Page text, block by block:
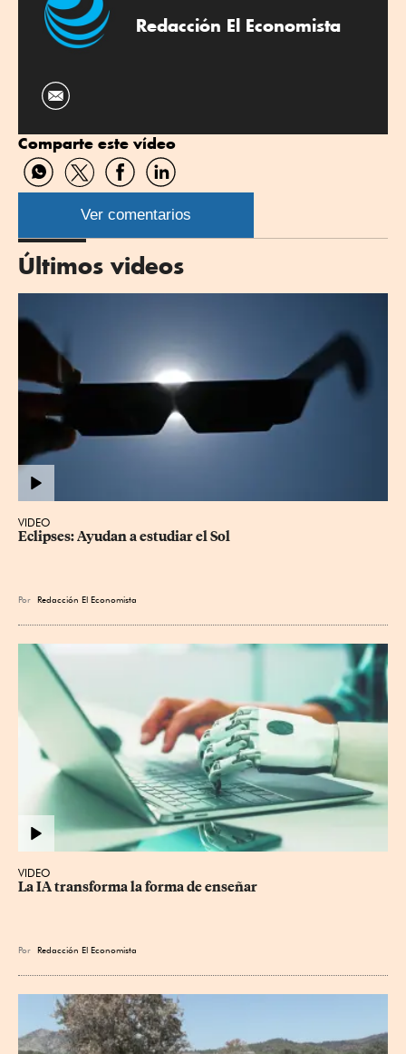
Redacción El Economista
Comparte este vídeo
Compartir
por
WhatsApp
Compartir
por
Twitter
Compartir
por
Facebook
Compartir
por
Linkedin
Ver comentarios
Últimos videos
VIDEO
Eclipses: Ayudan a estudiar el Sol
Por Redacción El Economista
VIDEO
La IA transforma la forma de enseñar
Por Redacción El Economista